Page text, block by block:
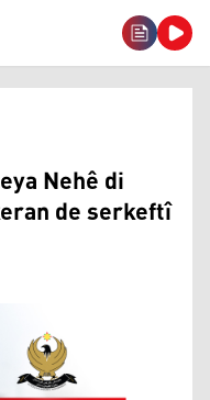
Nehê di
de serkeftî